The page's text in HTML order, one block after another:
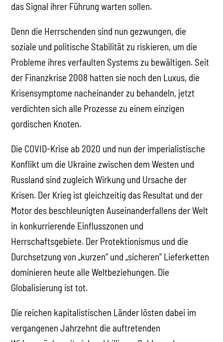
das Signal ihrer Führung warten sollen.
Denn die Herrschenden sind nun gezwungen, die
soziale und politische Stabilität zu riskieren, um die
Probleme ihres verfaulten Systems zu bewältigen. Seit
der Finanzkrise 2008 hatten sie noch den Luxus, die
Krisensymptome nacheinander zu behandeln, jetzt
verdichten sich alle Prozesse zu einem einzigen
gordischen Knoten.
Die COVID-Krise ab 2020 und nun der imperialistische
Konflikt um die Ukraine zwischen dem Westen und
Russland sind zugleich Wirkung und Ursache der
Krisen. Der Krieg ist gleichzeitig das Resultat und der
Motor des beschleunigten Auseinanderfallens der Welt
in konkurrierende Einflusszonen und
Herrschaftsgebiete. Der Protektionismus und die
Durchsetzung von „kurzen“ und „sicheren“ Lieferketten
dominieren heute alle Weltbeziehungen. Die
Globalisierung ist tot.
Die reichen kapitalistischen Länder lösten dabei im
vergangenen Jahrzehnt die auftretenden